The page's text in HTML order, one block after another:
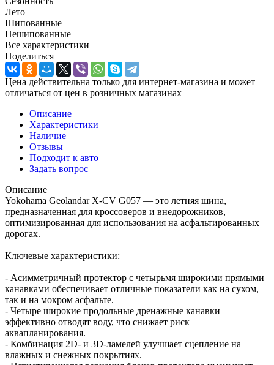
Лето
Шипованные
Нешипованные
Все характеристики
Поделиться
Цена действительна только для интернет-магазина и может
отличаться от цен в розничных магазинах
Описание
Характеристики
Наличие
Отзывы
Подходит к авто
Задать вопрос
Описание
Yokohama Geolandar X-CV G057 — это летняя шина,
предназначенная для кроссоверов и внедорожников,
оптимизированная для использования на асфальтированных
дорогах.
Ключевые характеристики:
- Асимметричный протектор с четырьмя широкими прямыми
канавками обеспечивает отличные показатели как на сухом,
так и на мокром асфальте.
- Четыре широкие продольные дренажные канавки
эффективно отводят воду, что снижает риск
аквапланирования.
- Комбинация 2D- и 3D-ламелей улучшает сцепление на
влажных и снежных покрытиях.